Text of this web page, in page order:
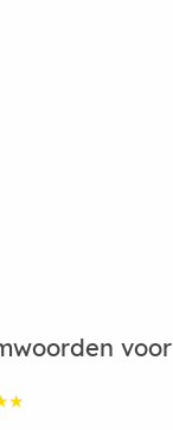
voor